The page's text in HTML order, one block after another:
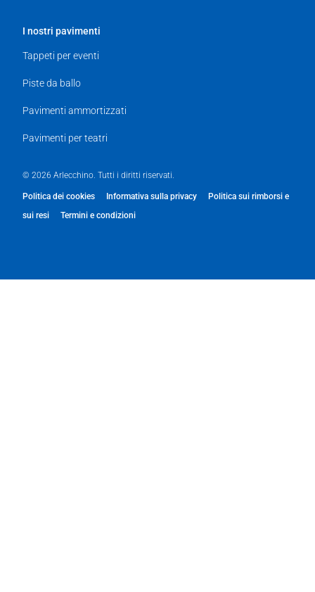
I nostri pavimenti
Tappeti per eventi
Piste da ballo
Pavimenti ammortizzati
Pavimenti per teatri
© 2026 Arlecchino. Tutti i diritti riservati.
Politica dei cookies Informativa sulla privacy
Politica sui rimborsi e
sui resi
Termini e condizioni